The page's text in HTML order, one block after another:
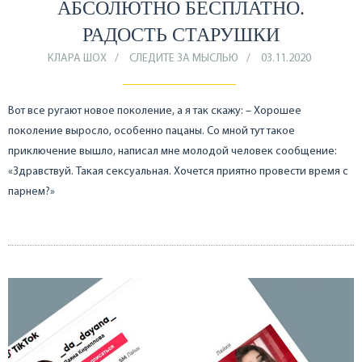
АБСОЛЮТНО БЕСПЛАТНО.
РАДОСТЬ СТАРУШКИ
КЛАРА ШОХ СЛЕДИТЕ ЗА МЫСЛЬЮ 03.11.2020
Вот все ругают новое поколение, а я так скажу: – Хорошее
поколение выросло, особенно пацаны. Со мной тут такое
приключение вышло, написал мне молодой человек сообщение:
«Здравствуй. Такая сексуальная. Хочется приятно провести время с
парнем?»